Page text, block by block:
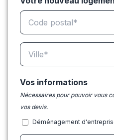
Vos informations
Nécessaires pour pouvoir vous
vos devis.
Déménagement